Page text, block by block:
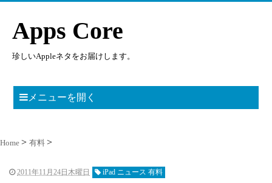
Apps Core
珍しいAppleネタをお届けします。
メニューを開く
Home 有料
2011年11月24日木曜日 iPad ニュース 有料